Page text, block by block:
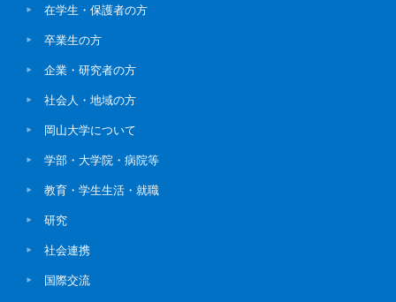
在学生・保護者の方
卒業生の方
企業・研究者の方
社会人・地域の方
岡山大学について
学部・大学院・病院等
教育・学生生活・就職
研究
社会連携
国際交流